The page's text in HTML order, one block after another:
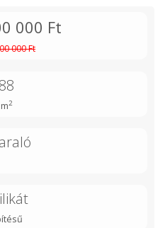
000 Ft
000 Ft
88
m2